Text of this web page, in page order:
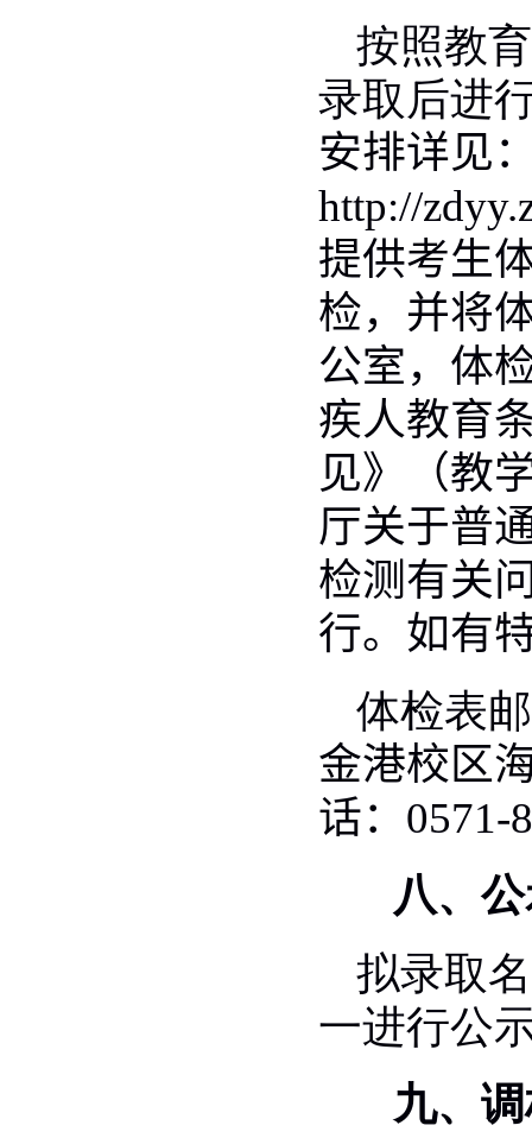
按照教
录取后进
安排详见
http://
提供考生
检，并将
公室，体
疾人教育
见》（教
厅关于普
检测有关
行。如有
体检表
金港校区
话： 0571-
八、
拟录取
一进行公
九、